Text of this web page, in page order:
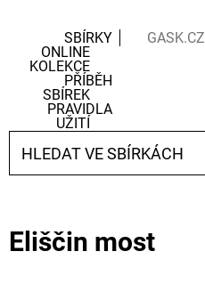
SBÍRKY
ONLINE
KOLEKCE
PŘÍBĚH
SBÍREK
PRAVIDLA
UŽITÍ
GASK.CZ
Eliščin most